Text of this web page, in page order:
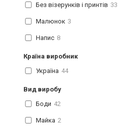
Без візерунків і принтів 33
Малюнок 3
Напис 8
Країна виробник
Україна 44
Вид виробу
Боди 42
Майка 2